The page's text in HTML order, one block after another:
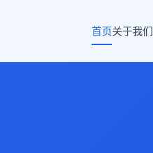
首页关于我们